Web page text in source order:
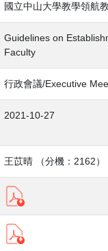
國立中山大學教學領航
Guidelines on
Faculty
行政會議/Executive
2021-10-27
王苡晴 （分機：2162）